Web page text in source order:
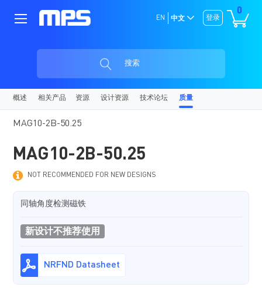
0
登录
EN 中文
搜索
概述 相关产品 资源 设计资源 技术论坛 质量
MAG10-2B-50.25
MAG10-2B-50.25
NOT RECOMMENDED FOR NEW DESIGNS
同轴角度检测磁铁
新设计不推荐使用
NRFND Datasheet